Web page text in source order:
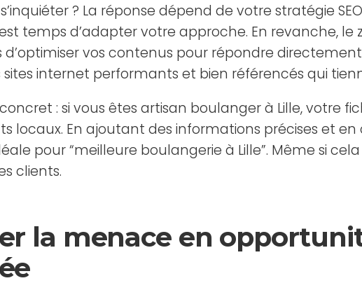
? La réponse dépend de votre stratégie
temps d’adapter votre approche. En revanche,
vos contenus pour répondre
sites internet performants et bien référencés qui
: si vous êtes artisan boulanger à Lille, votre
locaux. En ajoutant des informations précises et
pour “meilleure boulangerie à Lille”. Même si
clients.
la menace en